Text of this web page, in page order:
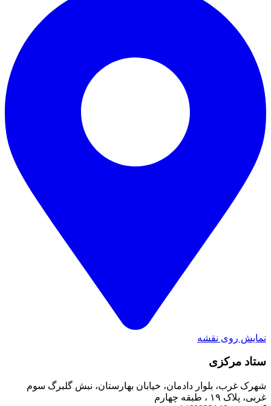
نمایش روی نقشه
ستاد مرکزی
شهرک غرب، بلوار دادمان، خیابان بهارستان، نبش گلبرگ سوم
غربی، پلاک ۱۹ ، طبقه چهارم